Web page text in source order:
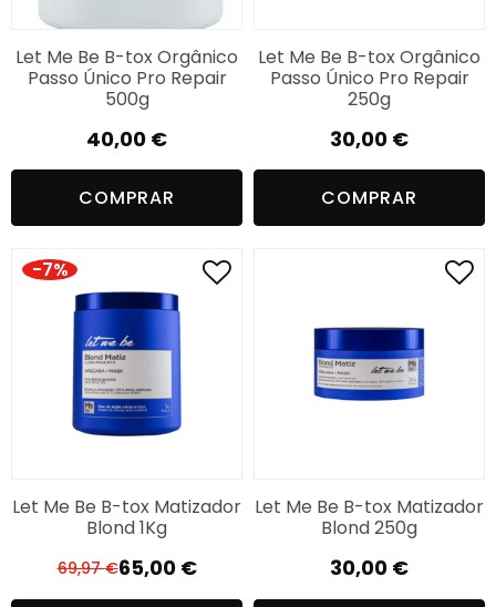
Let Me Be B-tox Orgânico
Passo Único Pro Repair
500g
40,00 €
COMPRAR
Let Me Be B-tox Orgânico
Passo Único Pro Repair
250g
30,00 €
COMPRAR
-7%
Let Me Be B-tox Matizador
Blond 1Kg
69,97€ O
65,00 €
O
Let Me Be B-tox Matizador
Blond 250g
30,00 €